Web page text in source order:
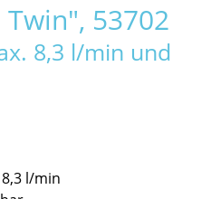
Twin", 53702
8,3 l/min und
l/min